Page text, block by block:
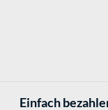
Einfach